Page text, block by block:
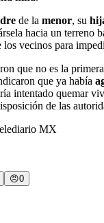
de la menor, su
hacia un terreno
los vecinos para
que no es la
que ya había
intentado quemar
de las
MX
😠0